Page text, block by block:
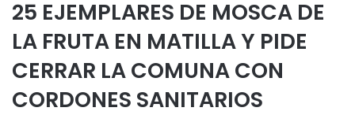
25 EJEMPLARES DE MOSCA DE
LA FRUTA EN MATILLA Y PIDE
CERRAR LA COMUNA CON
CORDONES SANITARIOS